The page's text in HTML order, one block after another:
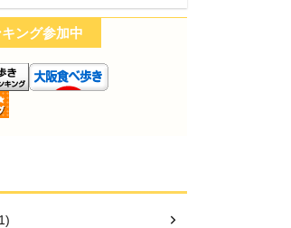
ング参加中